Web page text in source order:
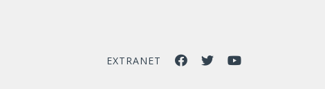
EXTRANET